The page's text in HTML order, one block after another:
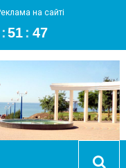
на сайті
:51 : 48
Южный